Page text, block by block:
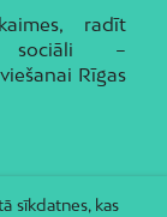
radīt
sociāli –
Rīgas
sīkdatnes, kas